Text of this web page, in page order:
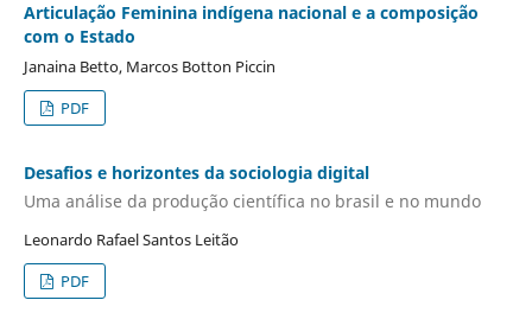
Articulação Feminina indígena nacional e a composição
com o Estado
Janaina Betto, Marcos Botton Piccin
PDF
Desafios e horizontes da sociologia digital
Uma análise da produção científica no brasil e no mundo
Leonardo Rafael Santos Leitão
PDF